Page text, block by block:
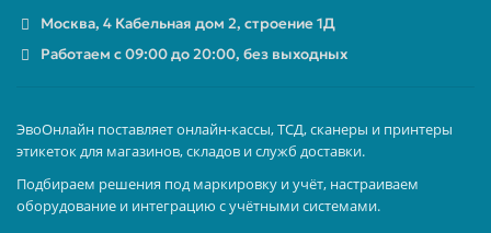
Москва, 4 Кабельная дом 2, строение 1Д
Работаем с 09:00 до 20:00, без выходных
ЭвоОнлайн поставляет онлайн-кассы, ТСД, сканеры и принтеры
этикеток для магазинов, складов и служб доставки.
Подбираем решения под маркировку и учёт, настраиваем
оборудование и интеграцию с учётными системами.